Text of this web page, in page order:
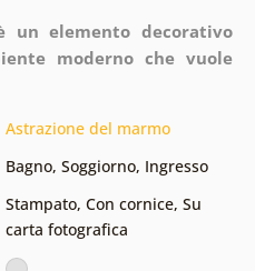
un elemento decorativo
moderno che vuole
Astrazione del marmo
Bagno, Soggiorno, Ingresso
Stampato, Con cornice, Su
carta fotografica